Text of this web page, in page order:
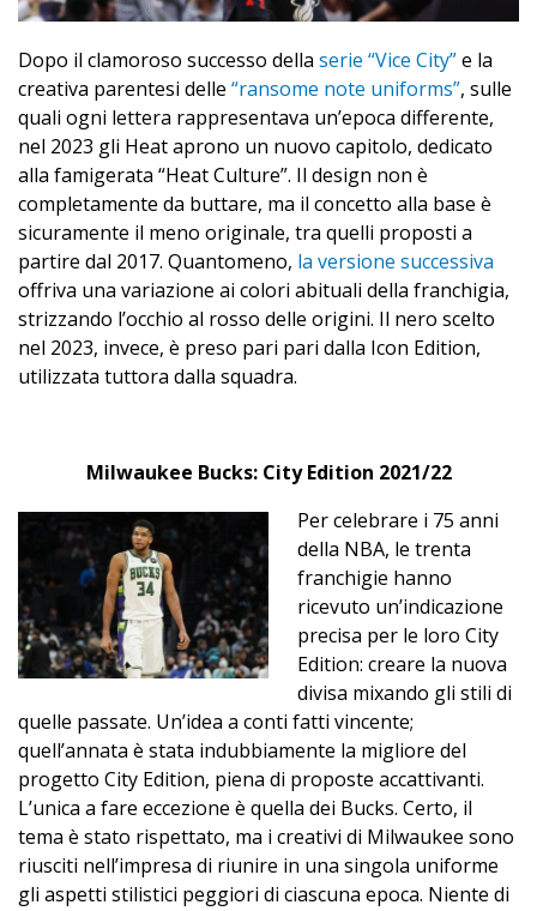
Dopo il clamoroso successo della serie “Vice City”e la
creativa parentesi delle “ransome note uniforms”, sulle
quali ogni lettera rappresentava un’epoca differente,
nel 2023 gli Heat aprono un nuovo capitolo, dedicato
alla famigerata “Heat Culture”. Il design non è
completamente da buttare, ma il concetto alla base è
sicuramente il meno originale, tra quelli proposti a
partire dal 2017. Quantomeno, la versione successiva
offriva una variazione ai colori abituali della franchigia,
strizzando l’occhio al rosso delle origini. Il nero scelto
nel 2023, invece, è preso pari pari dalla Icon Edition,
utilizzata tuttora dalla squadra.
Milwaukee Bucks: City Edition 2021/22
Per celebrare i 75 anni
della NBA, le trenta
franchigie hanno
ricevuto un’indicazione
precisa per le loro City
Edition: creare la nuova
divisa mixando gli stili di
quelle passate. Un’idea a conti fatti vincente;
quell’annata è stata indubbiamente la migliore del
progetto City Edition, piena di proposte accattivanti.
L’unica a fare eccezione è quella dei Bucks. Certo, il
tema è stato rispettato, ma i creativi di Milwaukee sono
riusciti nell’impresa di riunire in una singola uniforme
gli aspetti stilistici peggiori di ciascuna epoca. Niente di